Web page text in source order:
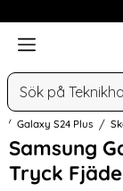
Meny
Sök
Galaxy S24 Plus
Samsung
Tryck
Hoppa
över
Bilder